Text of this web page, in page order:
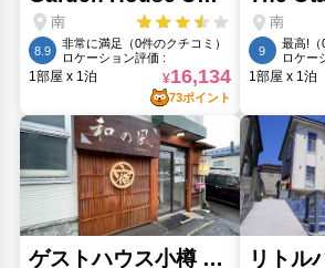
山頂ファミリーリフト(1.65km)
ゆず工房 本店(2.49km)
手作り体験 遊工房(1.97km)
日和山灯台(6.97km)
旧向井呉服店支店倉庫(2.01km)
春香ホースランチ(12.21km)
毛無山峠展望台(1.06km)
水天宮(1.99km)
稲穂(19.86km)
船見坂(2.23km)
花園公園(1.39km)